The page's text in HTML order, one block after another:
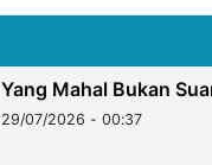
Yang Mahal Bukan
29/07/2026 - 00:37